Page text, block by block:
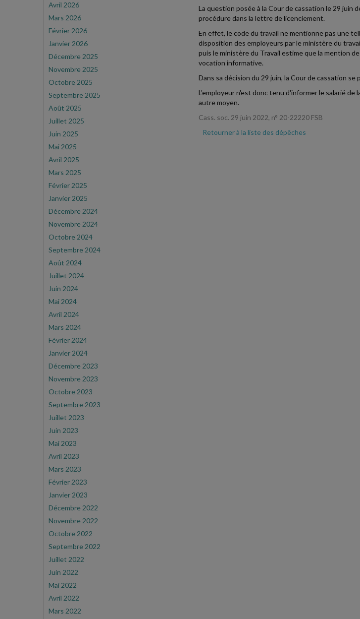
Avril 2026
Mars 2026
Février 2026
Janvier 2026
Décembre 2025
Novembre 2025
Octobre 2025
Septembre 2025
Août 2025
Juillet 2025
Juin 2025
Mai 2025
Avril 2025
Mars 2025
Février 2025
Janvier 2025
Décembre 2024
Novembre 2024
Octobre 2024
Septembre 2024
Août 2024
Juillet 2024
Juin 2024
Mai 2024
Avril 2024
Mars 2024
Février 2024
Janvier 2024
Décembre 2023
Novembre 2023
Octobre 2023
Septembre 2023
Juillet 2023
Juin 2023
Mai 2023
Avril 2023
Mars 2023
Février 2023
Janvier 2023
Décembre 2022
Novembre 2022
Octobre 2022
Septembre 2022
Juillet 2022
Juin 2022
Mai 2022
Avril 2022
Mars 2022
La question posée à la Cour de cassation le 29
procédure dans la lettre de licenciement.
En effet, le code du travail ne mentionne pas une
disposition des employeurs par le ministère du
puis le ministère du Travail estime que la mention
vocation informative.
Dans sa décision du 29 juin, la Cour de cassation
L'employeur n'est donc tenu d'informer le salarié
autre moyen.
Cass. soc. 29 juin 2022, n° 20-22220 FSB
Retourner à la liste des dépêches